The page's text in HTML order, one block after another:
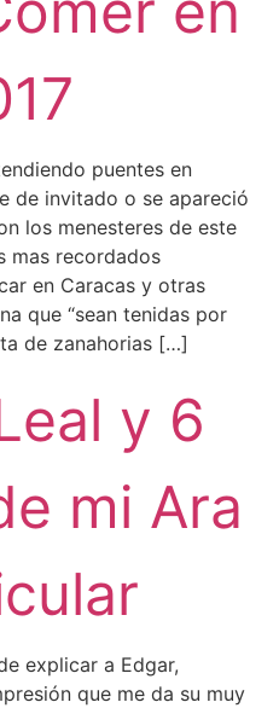
puentes en
de invitado o se apareció
los menesteres de este
mas recordados
en Caracas y otras
que “sean tenidas por
de zanahorias […]
y 6
mi Ara
explicar a Edgar,
que me da su muy